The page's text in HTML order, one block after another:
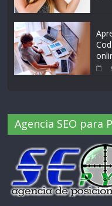
Agencia SEO para